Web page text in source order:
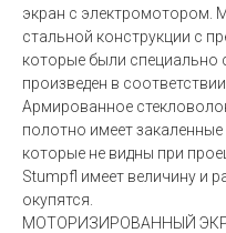
экран с электромотором.
стальной конструкции с
которые были специально
произведен в
Армированное
полотно имеет
которые не видны при
Stumpfl имеет величину и
окупятся.
МОТОРИЗИРОВАННЫЙ